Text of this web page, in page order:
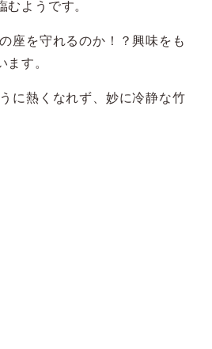
むようです。
座を守れるのか！？興味をも
ます。
に熱くなれず、妙に冷静な竹